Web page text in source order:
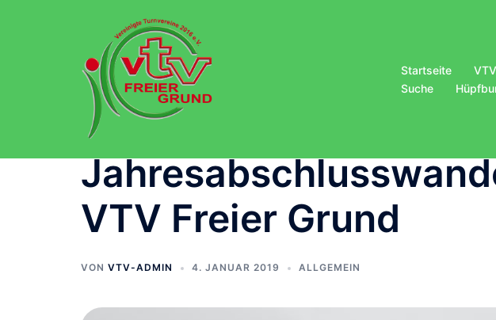
Startseite
Suche
VTV Freier Grund
VON VTV-ADMIN 4. JANUAR 2019 ALLGEMEIN